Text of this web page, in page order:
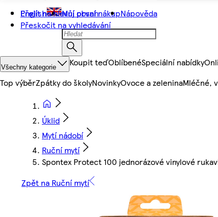
Přejít na hlavní obsah
Přeskočit na vyhledávání
English Můj první nákupNápověda
Všechny kategorie Koupit teďOblíbenéSpeciální nabídky
Top výběrZpátky do školyNovinkyOvoce a zeleninaMléčné,
Úklid
Mytí nádobí
Ruční mytí
Spontex Protect 100 jednorázové vinylové
Zpět na Ruční mytí